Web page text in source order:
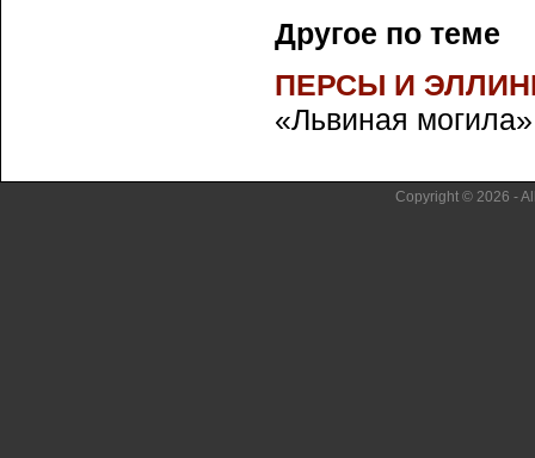
Другое по теме
ПЕРСЫ И
«Львиная
Copyright © 2026 -